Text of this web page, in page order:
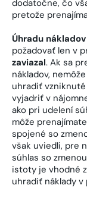
dodatočne, čo
pretože
Úhradu nákladov
požadovať len v
zaviazal. Ak sa
nákladov,
uhradiť
vyjadriť v
ako pri udelení
môže
spojené so
však uviedli, pre
súhlas so
istoty je vhodné
uhradiť náklady